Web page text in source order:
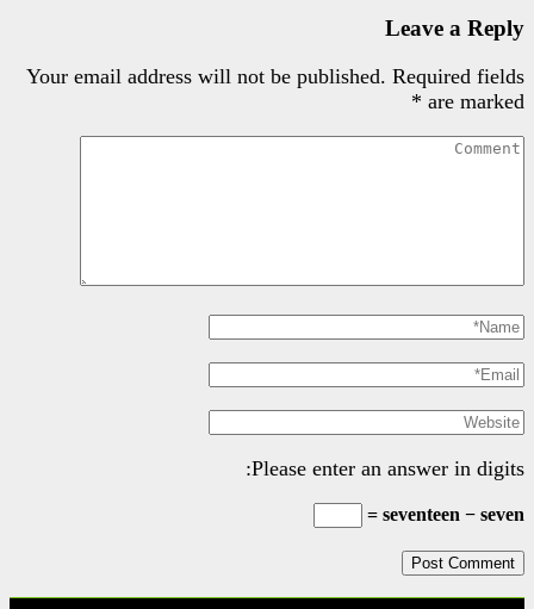
Your email address will not be
Please